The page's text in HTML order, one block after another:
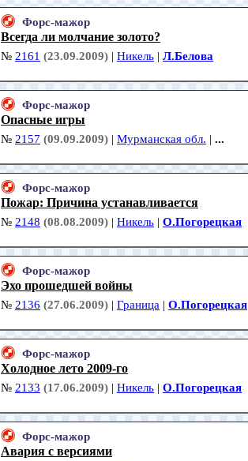
Форс-мажор
Всегда ли молчание золото?
№ 2161 (23.09.2009) | Никель | Л.Белова
Форс-мажор
Опасные игры
№ 2157 (09.09.2009) | Мурманская обл. | ...
Форс-мажор
Пожар: Причина устанавливается
№ 2148 (08.08.2009) | Никель | О.Погорецкая
Форс-мажор
Эхо прошедшей войны
№ 2136 (27.06.2009) | Граница | О.Погорецкая
Форс-мажор
Холодное лето 2009-го
№ 2133 (17.06.2009) | Никель | О.Погорецкая
Форс-мажор
Авария с версиями